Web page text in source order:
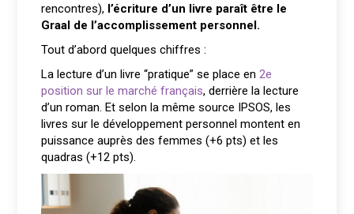
rencontres), l’écriture d’un livre paraît être le
Graal de l’accomplissement personnel.
Tout d’abord quelques chiffres :
La lecture d’un livre “pratique” se place en2e
position sur le marché français, derrière la lecture
d’un roman. Et selon la même source IPSOS, les
livres sur le développement personnel montent en
puissance auprès des femmes (+6 pts) et les
quadras (+12 pts).